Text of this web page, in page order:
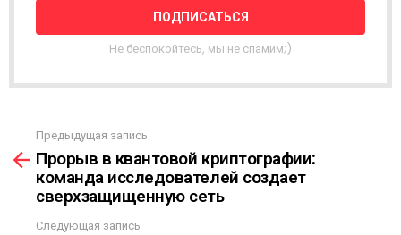
Н
Я
А
С
Ы
Л
К
А
Не беспокойтесь, мы не спамим;)
м
Предыдущая запись
Прорыв в квантовой криптографии:
команда исследователей создает
сверхзащищенную сеть
Следующая запись